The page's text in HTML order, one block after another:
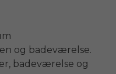
og badeværelse.
badeværelse og